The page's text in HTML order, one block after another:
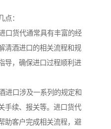
点：
口货代通常具有丰富的经
清酒进口的相关流程和规
导，确保进口过程顺利进
进口涉及一系列的规定和
手续、报关等。进口货代
助客户完成相关流程，避